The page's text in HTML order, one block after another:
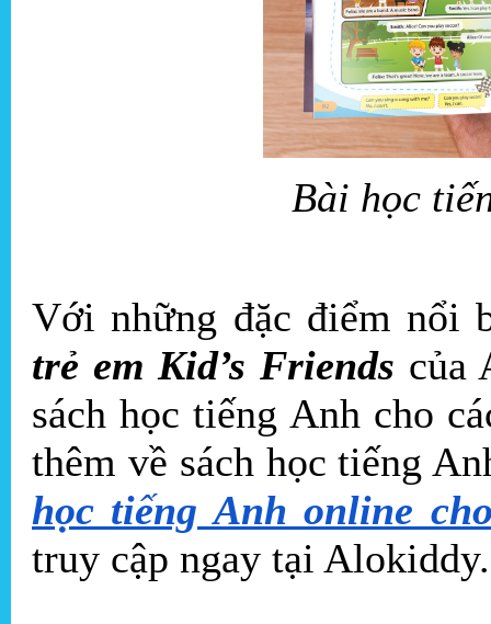
Bài học
Với những đặc điểm nổi
trẻ em Kid’s Friends của
sách học tiếng Anh cho
thêm về sách học tiếng
học tiếng Anh online
truy cập ngay tại